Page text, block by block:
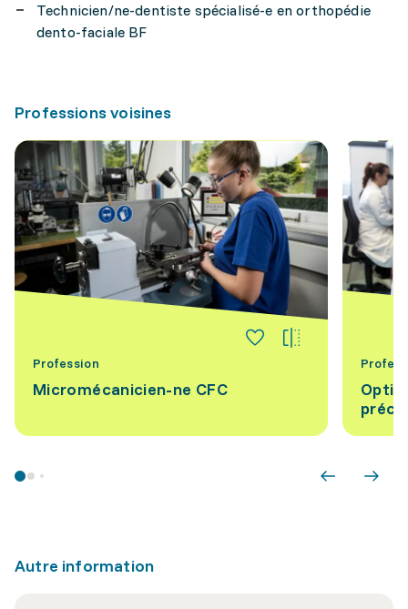
Technicien/ne-dentiste spécialisé-e en orthopédie
dento-faciale BF
Professions voisines
Profession
Micromécanicien-ne CFC
Autre information